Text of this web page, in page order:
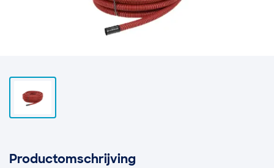
Productomschrijving